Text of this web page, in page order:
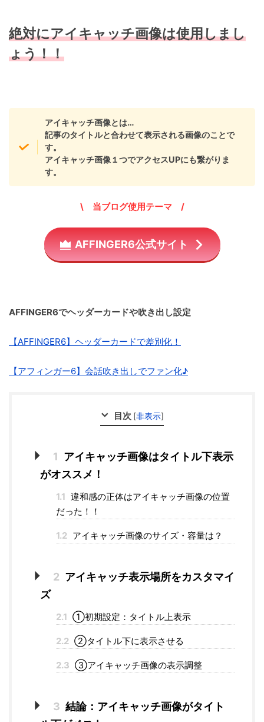
絶対にアイキャッチ画像は使用しまし
ょう！！
アイキャッチ画像とは…
記事のタイトルと合わせて表示される画像のことで
す。
アイキャッチ画像１つでアクセスUPにも繋がりま
す。
\ 当ブログ使用テーマ /
AFFINGER6公式サイト
AFFINGER6でヘッダーカードや吹き出し設定
【AFFINGER6】ヘッダーカードで差別化！
【アフィンガー6】会話吹き出しでファン化♪
目次 [非表示]
1 アイキャッチ画像はタイトル下表示
がオススメ！
1.1 違和感の正体はアイキャッチ画像の位置
だった！！
1.2 アイキャッチ画像のサイズ・容量は？
2 アイキャッチ表示場所をカスタマイ
ズ
2.1 ①初期設定：タイトル上表示
2.2 ②タイトル下に表示させる
2.3 ③アイキャッチ画像の表示調整
3 結論：アイキャッチ画像がタイト